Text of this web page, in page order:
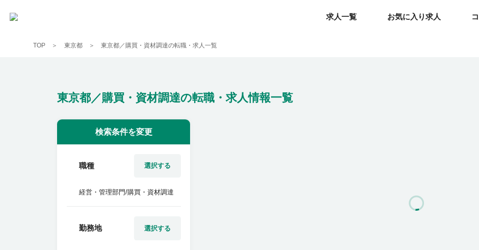
求人一覧 お気に入り求人
求人一覧 お気に入り求人
TOP 東京都 東京都／購買・資材調達の転職・求人一覧
東京都／購買・資材調達の転職・求人情報一覧
検索条件を変更
選択する
職種
経営・管理部門/購買・資材調達
選択する
勤務地